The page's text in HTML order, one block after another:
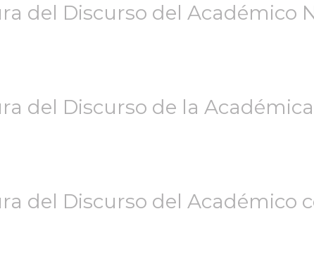
del Discurso del Académico
del Discurso de la
del Discurso del Académico